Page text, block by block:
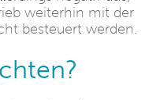
weiterhin mit der
besteuert werden.